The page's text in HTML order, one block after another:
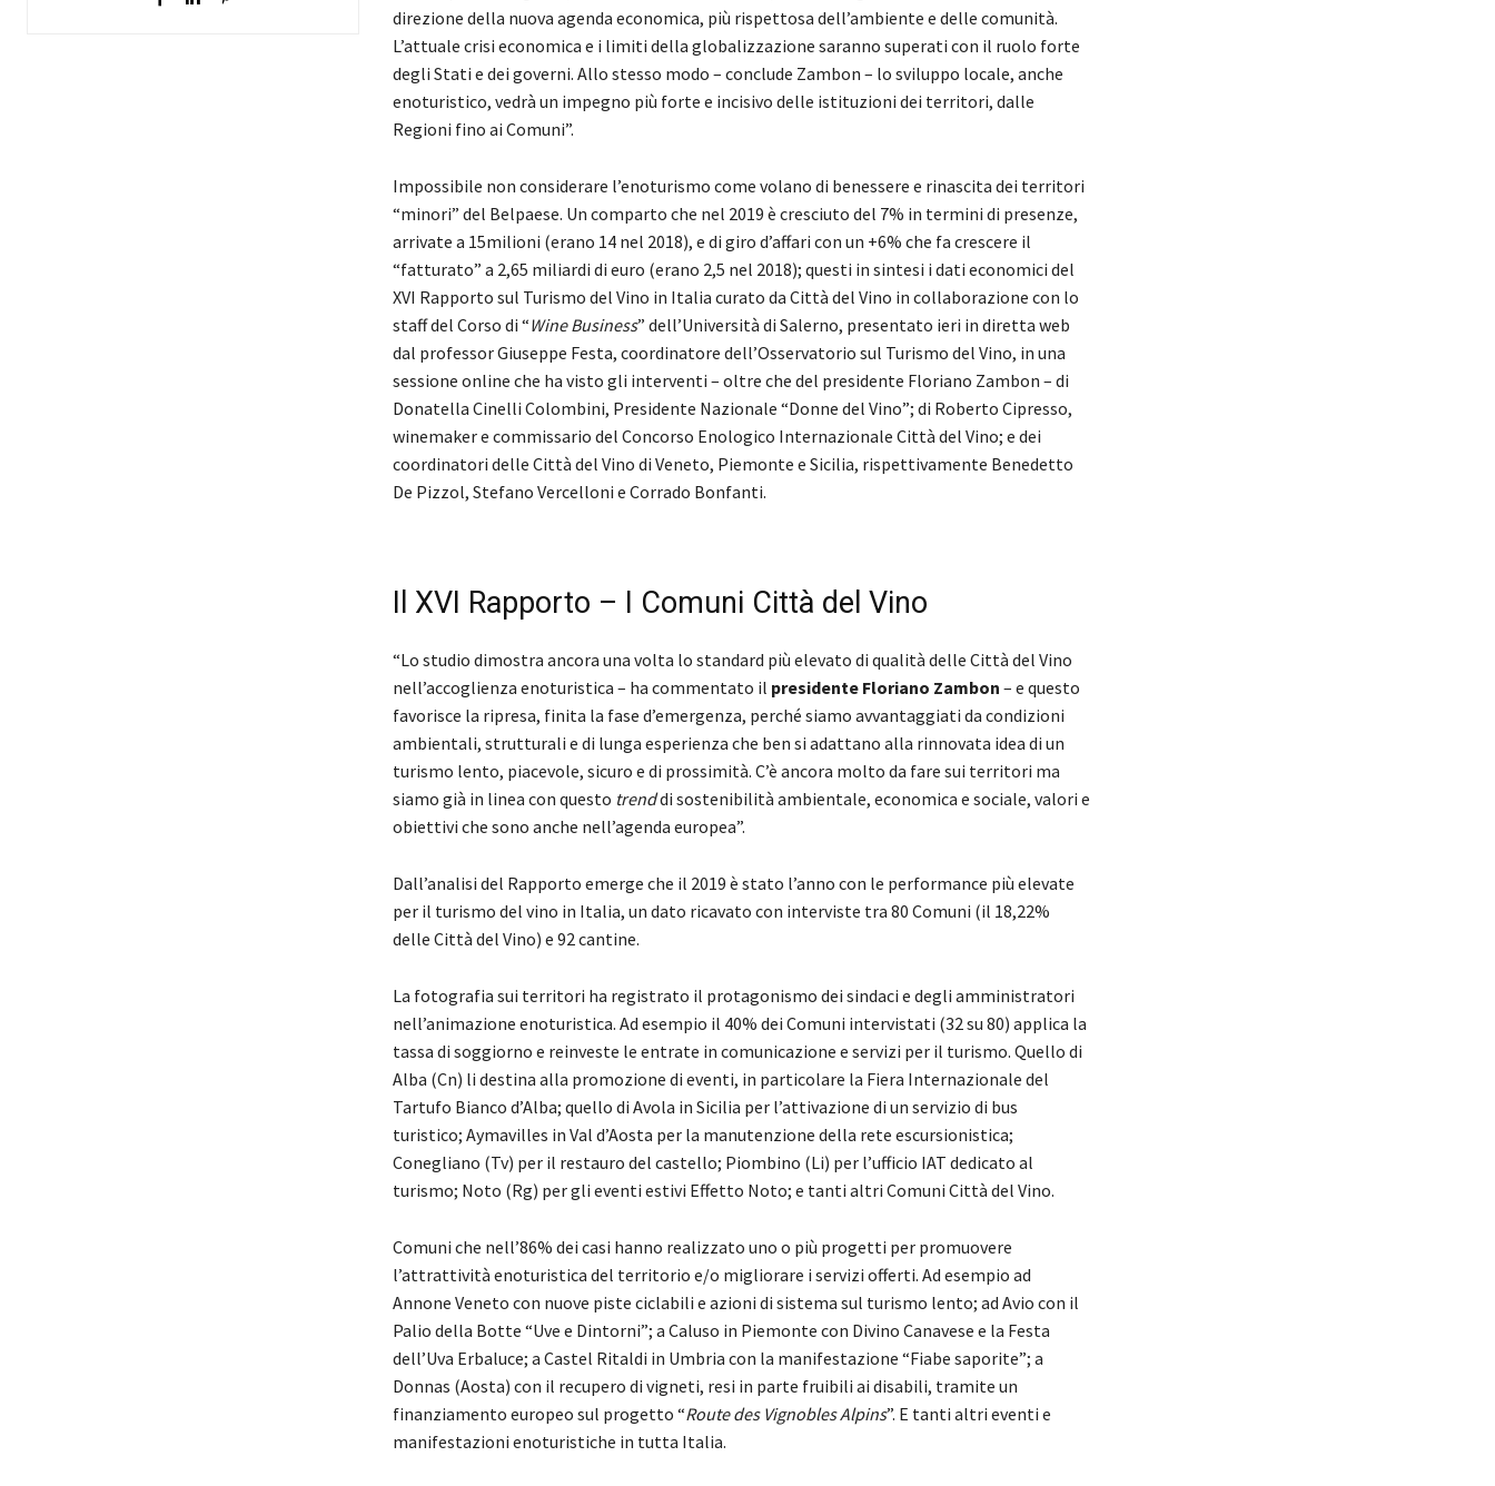
direzione della nuova agenda economica, più rispettosa dell’ambiente e delle comunità.
L’attuale crisi economica e i limiti della globalizzazione saranno superati con il ruolo forte
degli Stati e dei governi. Allo stesso modo – conclude Zambon – lo sviluppo locale, anche
enoturistico, vedrà un impegno più forte e incisivo delle istituzioni dei territori, dalle
Regioni fino ai Comuni”.
Impossibile non considerare l’enoturismo come volano di benessere e rinascita dei territori
“minori” del Belpaese. Un comparto che nel 2019 è cresciuto del 7% in termini di presenze,
arrivate a 15milioni (erano 14 nel 2018), e di giro d’affari con un +6% che fa crescere il
“fatturato” a 2,65 miliardi di euro (erano 2,5 nel 2018); questi in sintesi i dati economici del
XVI Rapporto sul Turismo del Vino in Italia curato da Città del Vino in collaborazione con lo
staff del Corso di “Wine Business” dell’Università di Salerno, presentato ieri in diretta web
dal professor Giuseppe Festa, coordinatore dell’Osservatorio sul Turismo del Vino, in una
sessione online che ha visto gli interventi – oltre che del presidente Floriano Zambon – di
Donatella Cinelli Colombini, Presidente Nazionale “Donne del Vino”; di Roberto Cipresso,
winemaker e commissario del Concorso Enologico Internazionale Città del Vino; e dei
coordinatori delle Città del Vino di Veneto, Piemonte e Sicilia, rispettivamente Benedetto
De Pizzol, Stefano Vercelloni e Corrado Bonfanti.
Il XVI Rapporto – I Comuni Città del Vino
“Lo studio dimostra ancora una volta lo standard più elevato di qualità delle Città del Vino
nell’accoglienza enoturistica – ha commentato il presidente Floriano Zambon – e questo
favorisce la ripresa, finita la fase d’emergenza, perché siamo avvantaggiati da condizioni
ambientali, strutturali e di lunga esperienza che ben si adattano alla rinnovata idea di un
turismo lento, piacevole, sicuro e di prossimità. C’è ancora molto da fare sui territori ma
siamo già in linea con questo trenddi sostenibilità ambientale, economica e sociale, valori e
obiettivi che sono anche nell’agenda europea”.
Dall’analisi del Rapporto emerge che il 2019 è stato l’anno con le performance più elevate
per il turismo del vino in Italia, un dato ricavato con interviste tra 80 Comuni (il 18,22%
delle Città del Vino) e 92 cantine.
La fotografia sui territori ha registrato il protagonismo dei sindaci e degli amministratori
nell’animazione enoturistica. Ad esempio il 40% dei Comuni intervistati (32 su 80) applica la
tassa di soggiorno e reinveste le entrate in comunicazione e servizi per il turismo. Quello di
Alba (Cn) li destina alla promozione di eventi, in particolare la Fiera Internazionale del
Tartufo Bianco d’Alba; quello di Avola in Sicilia per l’attivazione di un servizio di bus
turistico; Aymavilles in Val d’Aosta per la manutenzione della rete escursionistica;
Conegliano (Tv) per il restauro del castello; Piombino (Li) per l’ufficio IAT dedicato al
turismo; Noto (Rg) per gli eventi estivi Effetto Noto; e tanti altri Comuni Città del Vino.
Comuni che nell’86% dei casi hanno realizzato uno o più progetti per promuovere
l’attrattività enoturistica del territorio e/o migliorare i servizi offerti. Ad esempio ad
Annone Veneto con nuove piste ciclabili e azioni di sistema sul turismo lento; ad Avio con il
Palio della Botte “Uve e Dintorni”; a Caluso in Piemonte con Divino Canavese e la Festa
dell’Uva Erbaluce; a Castel Ritaldi in Umbria con la manifestazione “Fiabe saporite”; a
Donnas (Aosta) con il recupero di vigneti, resi in parte fruibili ai disabili, tramite un
finanziamento europeo sul progetto “Route des Vignobles Alpins”. E tanti altri eventi e
manifestazioni enoturistiche in tutta Italia.